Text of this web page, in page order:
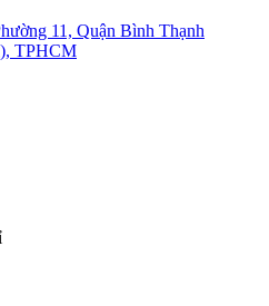
11, Quận Bình Thạnh
TPHCM